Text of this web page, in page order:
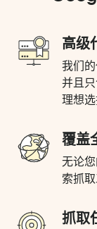
高级
我们
并且
理想选
覆盖
无论
索抓
抓取